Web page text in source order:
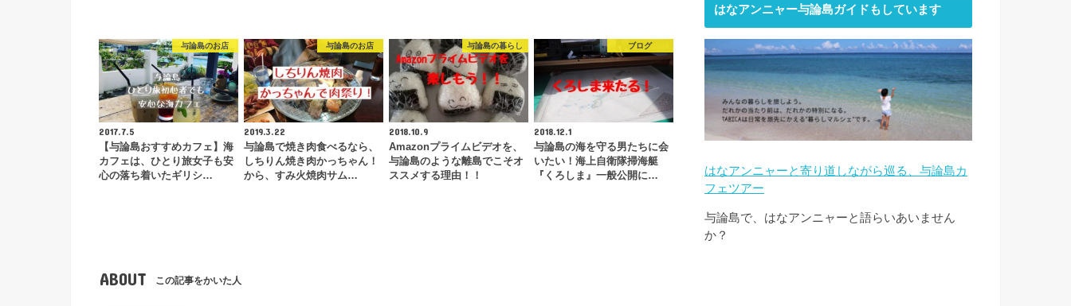
与論島のお店
2017.7.5
【与論島おすすめカフェ】海
カフェは、ひとり旅女子も安
心の落ち着いたギリシ…
与論島のお店
2019.3.22
与論島で焼き肉食べるなら、
しちりん焼き肉かっちゃん！
から、すみ火焼肉サム…
与論島の暮らし
2018.10.9
Amazonプライムビデオを、
与論島のような離島でこそオ
ススメする理由！！
ブログ
2018.12.1
与論島の海を守る男たちに会
いたい！海上自衛隊掃海艇
『くろしま』一般公開に…
ABOUT この記事をかいた人
はなアンニャー与論島ガイドもしています
はなアンニャーと寄り道しながら巡る、与論島カ
フェツアー
与論島で、はなアンニャーと語らいあいません
か？